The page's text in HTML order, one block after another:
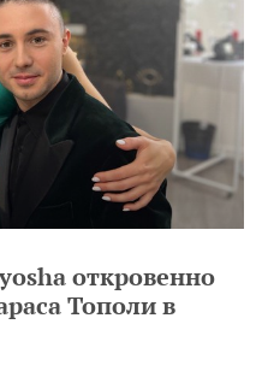
откровенно
Тополи в